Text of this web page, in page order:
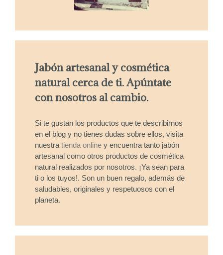
Jabón artesanal y cosmética
natural cerca de ti. Apúntate
con nosotros al cambio.
Si te gustan los productos que te describirnos
en el blog y no tienes dudas sobre ellos, visita
nuestra tienda online y encuentra tanto jabón
artesanal como otros productos de cosmética
natural realizados por nosotros. ¡Ya sean para
ti o los tuyos!. Son un buen regalo, además de
saludables, originales y respetuosos con el
planeta.